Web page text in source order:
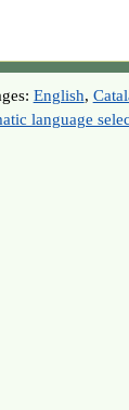
English,
language